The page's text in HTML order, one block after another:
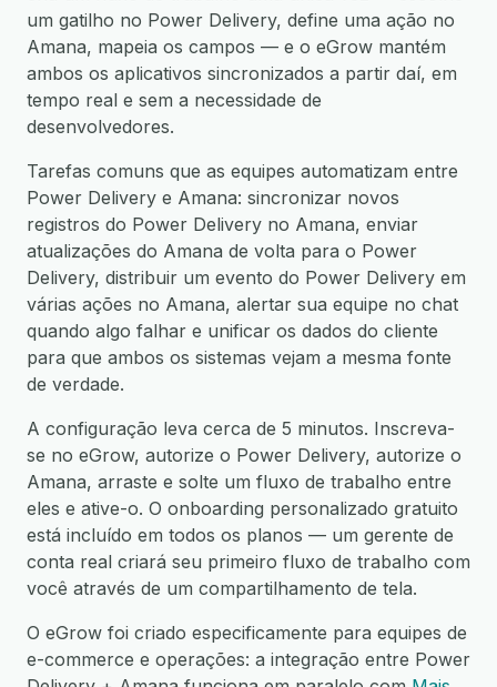
um gatilho no Power Delivery, define uma ação no
Amana, mapeia os campos — e o eGrow mantém
ambos os aplicativos sincronizados a partir daí, em
tempo real e sem a necessidade de
desenvolvedores.
Tarefas comuns que as equipes automatizam entre
Power Delivery e Amana: sincronizar novos
registros do Power Delivery no Amana, enviar
atualizações do Amana de volta para o Power
Delivery, distribuir um evento do Power Delivery em
várias ações no Amana, alertar sua equipe no chat
quando algo falhar e unificar os dados do cliente
para que ambos os sistemas vejam a mesma fonte
de verdade.
A configuração leva cerca de 5 minutos. Inscreva-
se no eGrow, autorize o Power Delivery, autorize o
Amana, arraste e solte um fluxo de trabalho entre
eles e ative-o. O onboarding personalizado gratuito
está incluído em todos os planos — um gerente de
conta real criará seu primeiro fluxo de trabalho com
você através de um compartilhamento de tela.
O eGrow foi criado especificamente para equipes de
e-commerce e operações: a integração entre Power